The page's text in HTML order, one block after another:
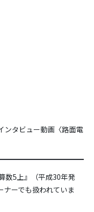
タビュー動画〈路面電
数5上』（平成30年発
ーでも扱われていま